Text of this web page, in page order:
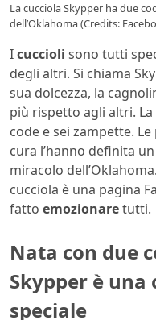
La cucciola Skypper ha due
dell’Oklahoma (Credits:
Icuccioli sono tutti
degli altri. Si chiama
sua dolcezza, la
più rispetto agli altri.
code e sei zampette.
cura l’hanno definita
miracolo
cucciola è una pagina
fatto emozionaretutti.
Nata con due
Skypper è
speciale